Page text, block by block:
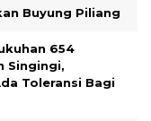
Buyung Piliang
654
Singingi,
Toleransi Bagi